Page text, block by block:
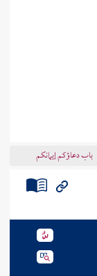
باب دعاؤكم إيمانكم